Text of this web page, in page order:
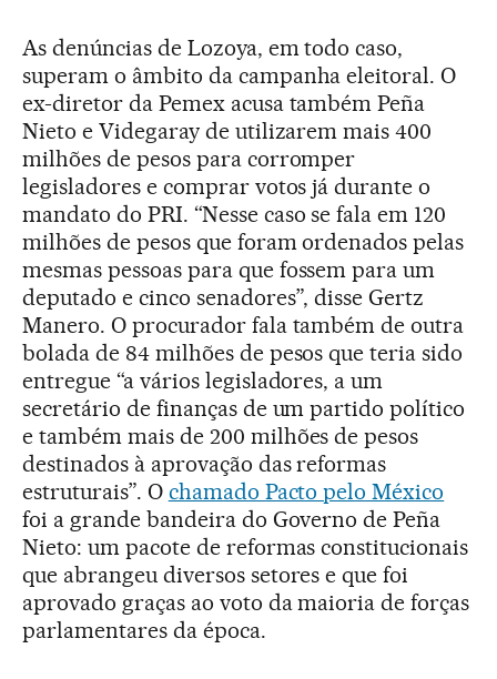
As denúncias de Lozoya, em todo caso,
superam o âmbito da campanha eleitoral. O
ex-diretor da Pemex acusa também Peña
Nieto e Videgaray de utilizarem mais 400
milhões de pesos para corromper
legisladores e comprar votos já durante o
mandato do PRI. “Nesse caso se fala em 120
milhões de pesos que foram ordenados pelas
mesmas pessoas para que fossem para um
deputado e cinco senadores”, disse Gertz
Manero. O procurador fala também de outra
bolada de 84 milhões de pesos que teria sido
entregue “a vários legisladores, a um
secretário de finanças de um partido político
e também mais de 200 milhões de pesos
destinados à aprovação das reformas
estruturais”. O chamado Pacto pelo México
foi a grande bandeira do Governo de Peña
Nieto: um pacote de reformas constitucionais
que abrangeu diversos setores e que foi
aprovado graças ao voto da maioria de forças
parlamentares da época.